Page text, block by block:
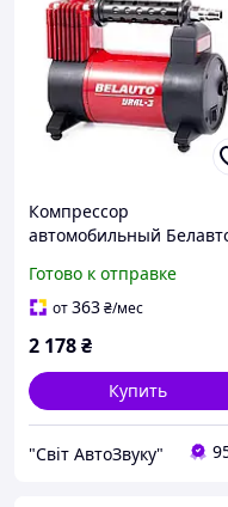
Компрессор
автомобильный
Готово к отправке
от363₴/мес
2 178₴
Купить
"Світ АвтоЗвуку"